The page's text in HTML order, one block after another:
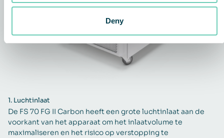
Deny
1. Luchtinlaat
De FS 70 FG II Carbon heeft een grote luchtinlaat aan de
voorkant van het apparaat om het inlaatvolume te
maximaliseren en het risico op verstopping te